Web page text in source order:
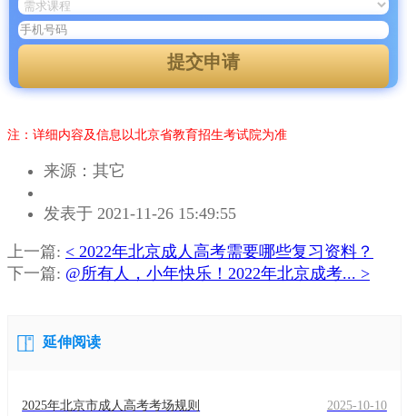
提交申请
注：详细内容及信息以北京省教育招生考试院为准
来源：其它
者：
老
师
发表于 2021-11-26 15:49:55
上一篇: < 2022年北京成人高考需要哪些复习资料？
下一篇: @所有人，小年快乐！2022年北京成考... >
延伸阅读
2025年北京市成人高考考场规则 2025-10-10